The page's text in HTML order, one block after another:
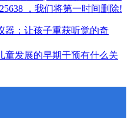
，我们将第一时间删除!
器：让孩子重获听觉的奇
童发展的早期干预有什么关